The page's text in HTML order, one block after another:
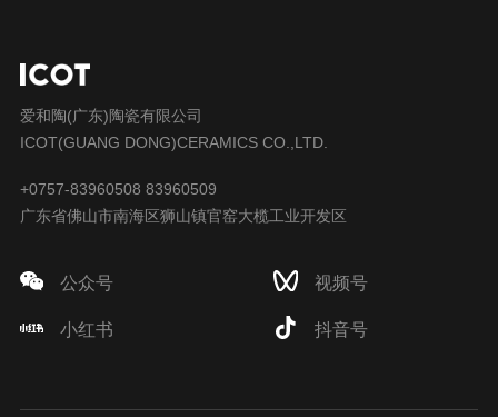
爱和陶(广东)陶瓷有限公司
ICOT(GUANG DONG)CERAMICS CO.,LTD.
+0757-83960508 83960509
广东省佛山市南海区狮山镇官窑大榄工业开发区
公众号 视频号
小红书 抖音号